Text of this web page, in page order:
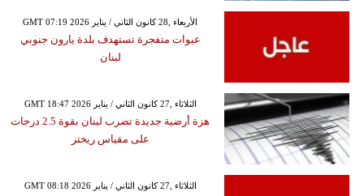
GMT 07:19 2026 الأربعاء ,28 كانون الثاني / يناير
عبوات متفجرة تستهدف بلدة يارون جنوبي
لبنان
GMT 18:47 2026 الثلاثاء ,27 كانون الثاني / يناير
هزة أرضية جديدة تضرب لبنان بقوة 2.5 درجات
على مقياس ريختر
GMT 08:18 2026 الثلاثاء ,27 كانون الثاني / يناير